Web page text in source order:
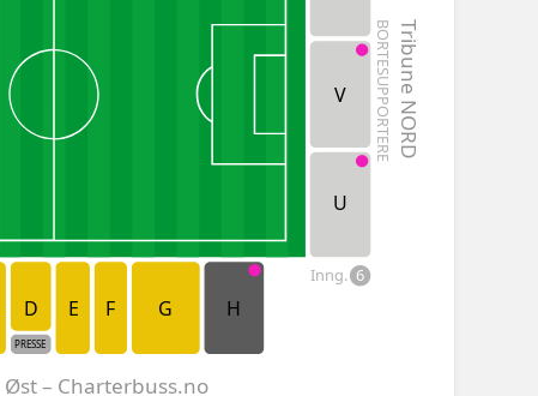
U
V
H
G
F
E
D
PRESSE
– Charterbuss.no
Tribune NORD
BORTESUPPORTERE
Inng. 6